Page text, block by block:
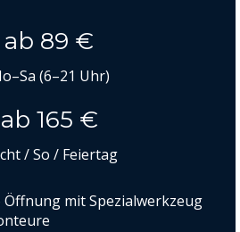
ab 89 €
(6–21 Uhr)
ab 165 €
/ So / Feiertag
Öffnung mit Spezialwerkzeug